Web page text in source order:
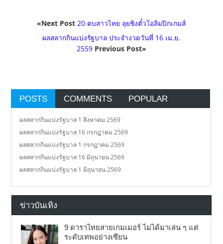
«Next Post20 ตบสาวไทย ลุยชิงตั๋วโอลิมปิกเกมส์
ผลสลากกินแบ่งรัฐบาล ประจำงวดวันที่ 16 เม.ย.
2559Previous Post»
POSTS COMMENTS POPULAR
ผลสลากกินแบ่งรัฐบาล 1 สิงหาคม 2569
ผลสลากกินแบ่งรัฐบาล 16 กรกฎาคม 2569
ผลสลากกินแบ่งรัฐบาล 1 กรกฎาคม 2569
ผลสลากกินแบ่งรัฐบาล 16 มิถุนายน 2569
ผลสลากกินแบ่งรัฐบาล 1 มิถุนายน 2569
ข่าวบันเทิง
9 ดาราไทยสายเกมเมอร์ ไม่ได้มาเล่น ๆ แต่
ระดับเทพอย่างเซียน